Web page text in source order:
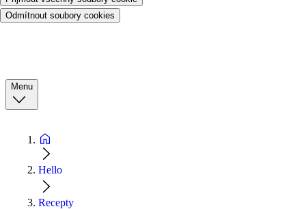
Odmítnout soubory cookies
Menu
Hello
Recepty